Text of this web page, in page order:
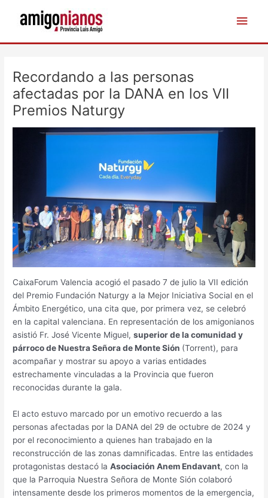
Recordando a las personas
afectadas por la DANA en los VII
Premios Naturgy
CaixaForum Valencia acogió el pasado 7 de julio la VII edición
del Premio Fundación Naturgy a la Mejor Iniciativa Social en el
Ámbito Energético, una cita que, por primera vez, se celebró
en la capital valenciana. En representación de los amigonianos
asistió Fr. José Vicente Miguel,superior de la comunidad y
párroco de Nuestra Señora de Monte Sión (Torrent), para
acompañar y mostrar su apoyo a varias entidades
estrechamente vinculadas a la Provincia que fueron
reconocidas durante la gala.
El acto estuvo marcado por un emotivo recuerdo a las
personas afectadas por la DANA del 29 de octubre de 2024 y
por el reconocimiento a quienes han trabajado en la
reconstrucción de las zonas damnificadas. Entre las entidades
protagonistas destacó laAsociación Anem Endavant, con la
que la Parroquia Nuestra Señora de Monte Sión colaboró
intensamente desde los primeros momentos de la emergencia,
entradas